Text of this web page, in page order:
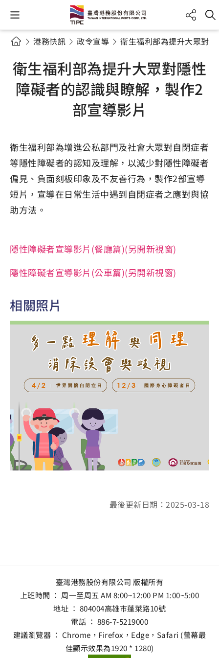
港務快訊 政令宣導 衛生福利部為提升大眾對
衛生福利部為提升大眾對隱性
障礙者的認識與瞭解，製作2
部宣導影片
衛生福利部為增進公私部門及社會大眾對自閉症者
等隱性障礙者的認知及理解，以減少對隱性障礙者
偏見、負面刻板印象及不友善行為，製作2部宣導
短片，宣導在日常生活中遇到自閉症者之應對與協
助方法。
隱性障礙者宣導影片(餐廳篇)(另開新視窗)
隱性障礙者宣導影片(公車篇)(另開新視窗)
相關照片
最後更新日期：2025-03-18
臺灣港務股份有限公司 版權所有
上班時間 ： 周一至周五 AM 8:00~12:00 PM 1:00~5:00
地址 ： 804004高雄市蓬萊路10號
電話 ： 886-7-5219000
建議瀏覽器 ： Chrome，Firefox，Edge，Safari (螢幕最
佳顯示效果為1920 * 1280)